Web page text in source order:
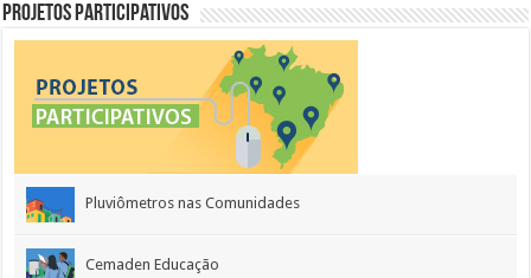
Projetos Participativos
Pluviômetros nas Comunidades
Cemaden Educação